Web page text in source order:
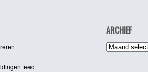
feed
ARCHIEF
Archief